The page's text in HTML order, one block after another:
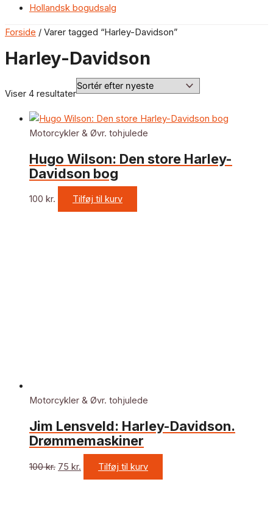
Hollandsk bogudsalg
Forside / Varer tagged “Harley-Davidson”
Harley-Davidson
Viser 4 resultater
Motorcykler & Øvr. tohjulede
Hugo Wilson: Den store Harley-
Davidson bog
100 kr. Tilføj til kurv
Motorcykler & Øvr. tohjulede
Jim Lensveld: Harley-Davidson.
Drømmemaskiner
100kr. 75 kr. Tilføj til kurv